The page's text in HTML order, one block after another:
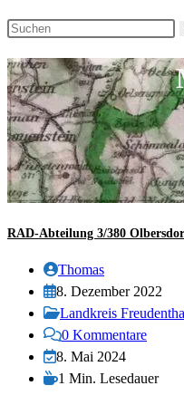
Diese
durchsuchen
RAD-Abteilung 3/380
Beitrags-
Autor:
Thomas
Beitrag
veröffentlicht:
8. Dezember 2022
Beitrags-
Kategorie:
Landkreis
Beitrags-
Kommentare:
0 Kommentare
Beitrag
zuletzt
8. Mai 2024
Lesedauer:
1 Min. Lesedauer